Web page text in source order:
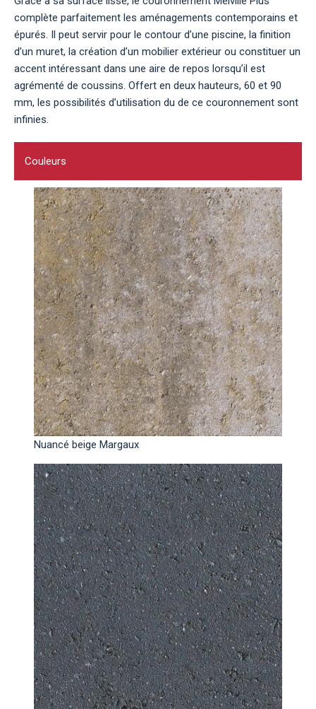
complète parfaitement les aménagements contemporains et
épurés. Il peut servir pour le contour d’une piscine, la finition
d’un muret, la création d’un mobilier extérieur ou constituer un
accent intéressant dans une aire de repos lorsqu’il est
agrémenté de coussins. Offert en deux hauteurs, 60 et 90
mm, les possibilités d’utilisation du de ce couronnement sont
infinies.
Couleurs
Nuancé beige Margaux